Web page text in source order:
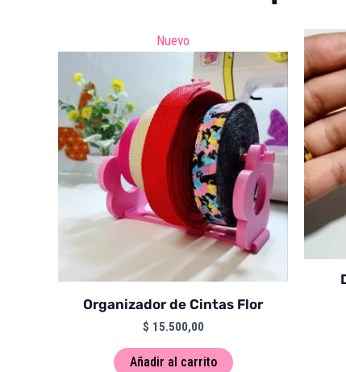
Nuevo
Organizador de Cintas Flor
$ 15.500,00
Añadir al carrito